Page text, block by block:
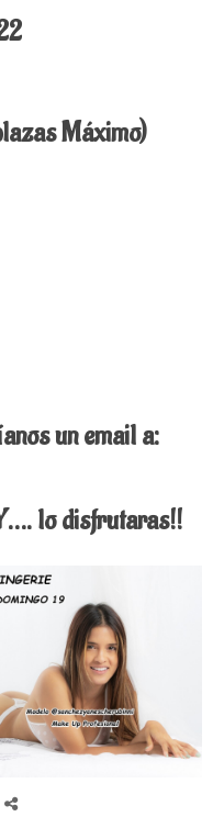
Máximo)
un email a:
lo disfrutaras!!